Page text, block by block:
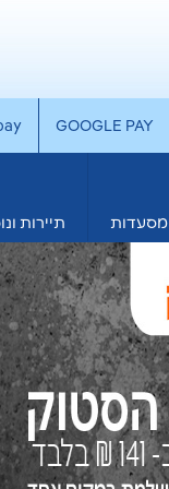
GOOGLE PAY
מסעדות תיירות